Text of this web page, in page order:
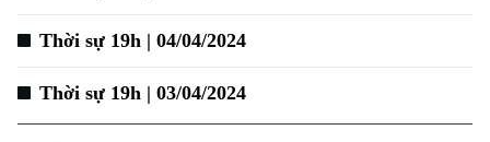
Thời sự 19h | 04/04/2024
Thời sự 19h | 03/04/2024